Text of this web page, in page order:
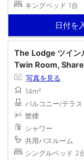
キングベッド 1台
日付を
The Lodge ツイン
Twin Room,
写真を見る
14m²
バルコニー/テラス
禁煙
シャワー
共用バスルーム
シングルベッド 2